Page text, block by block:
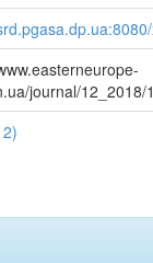
journal/12_2018/